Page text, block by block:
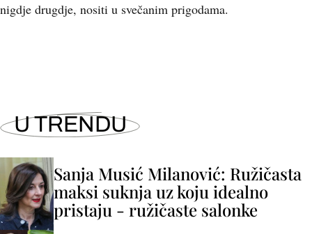
nigdje drugdje, nositi u svečanim prigodama.
U TRENDU
Sanja Musić Milanović: Ružičasta
maksi suknja uz koju idealno
pristaju - ružičaste salonke